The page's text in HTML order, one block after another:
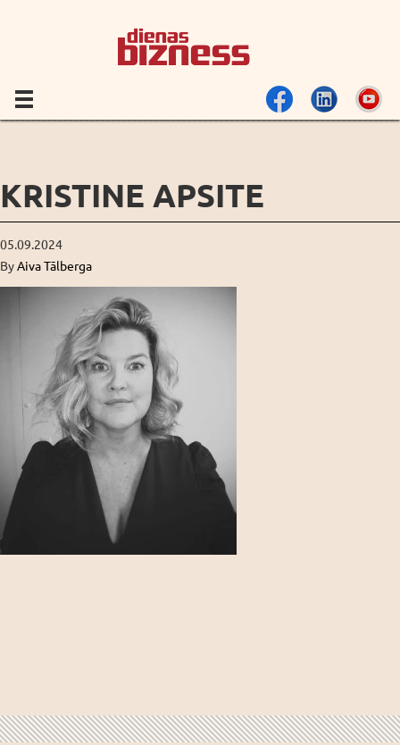
KRISTINE APSITE
05.09.2024
ByAiva Tālberga